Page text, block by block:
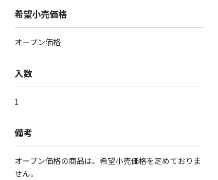
希望小売価格
オープン価格
入数
1
備考
オープン価格の商品は、希望小売価格を定めておりま
せん。